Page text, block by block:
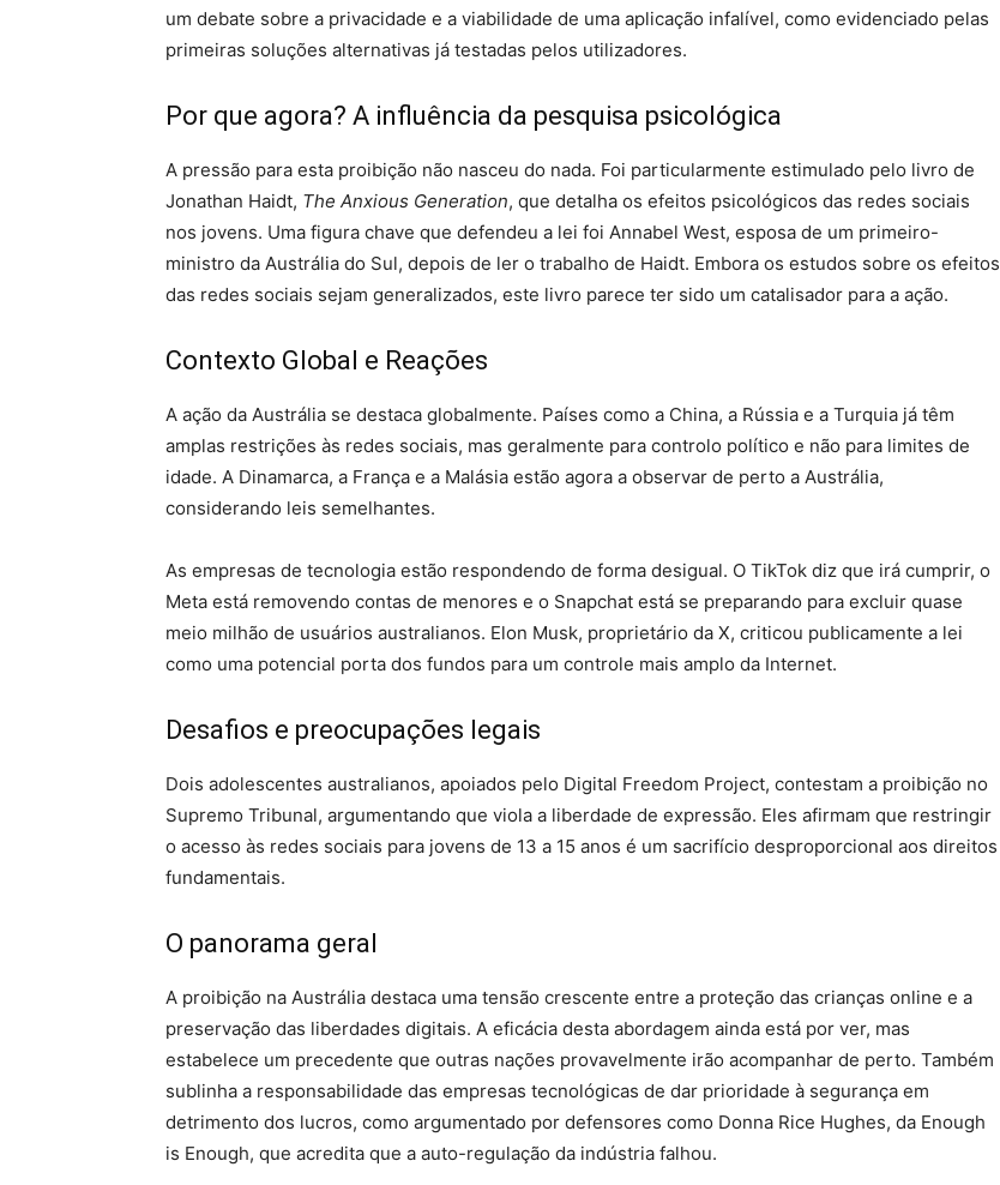
um debate sobre a privacidade e a viabilidade de uma aplicação infalível, como evidenciado pelas
primeiras soluções alternativas já testadas pelos utilizadores.
Por que agora? A influência da pesquisa psicológica
A pressão para esta proibição não nasceu do nada. Foi particularmente estimulado pelo livro de
Jonathan Haidt, The Anxious Generation, que detalha os efeitos psicológicos das redes sociais
nos jovens. Uma figura chave que defendeu a lei foi Annabel West, esposa de um primeiro-
ministro da Austrália do Sul, depois de ler o trabalho de Haidt. Embora os estudos sobre os efeitos
das redes sociais sejam generalizados, este livro parece ter sido um catalisador para a ação.
Contexto Global e Reações
A ação da Austrália se destaca globalmente. Países como a China, a Rússia e a Turquia já têm
amplas restrições às redes sociais, mas geralmente para controlo político e não para limites de
idade. A Dinamarca, a França e a Malásia estão agora a observar de perto a Austrália,
considerando leis semelhantes.
As empresas de tecnologia estão respondendo de forma desigual. O TikTok diz que irá cumprir, o
Meta está removendo contas de menores e o Snapchat está se preparando para excluir quase
meio milhão de usuários australianos. Elon Musk, proprietário da X, criticou publicamente a lei
como uma potencial porta dos fundos para um controle mais amplo da Internet.
Desafios e preocupações legais
Dois adolescentes australianos, apoiados pelo Digital Freedom Project, contestam a proibição no
Supremo Tribunal, argumentando que viola a liberdade de expressão. Eles afirmam que restringir
o acesso às redes sociais para jovens de 13 a 15 anos é um sacrifício desproporcional aos direitos
fundamentais.
O panorama geral
A proibição na Austrália destaca uma tensão crescente entre a proteção das crianças online e a
preservação das liberdades digitais. A eficácia desta abordagem ainda está por ver, mas
estabelece um precedente que outras nações provavelmente irão acompanhar de perto. Também
sublinha a responsabilidade das empresas tecnológicas de dar prioridade à segurança em
detrimento dos lucros, como argumentado por defensores como Donna Rice Hughes, da Enough
is Enough, que acredita que a auto-regulação da indústria falhou.